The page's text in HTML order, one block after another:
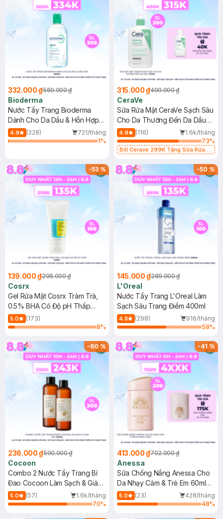
332.000 ₫560.000 ₫
Bioderma
Nước Tẩy Trang Bioderma
Dành Cho Da Dầu & Hỗn Hợp
500ml
4.9 (228)
721/tháng
1%
315.000 ₫490.000 ₫
CeraVe
Sữa Rửa Mặt CeraVe Sạch Sâu
Cho Da Thường Đến Da Dầu
473ml
4.9 (116)
1.6k/tháng
73%
Bill Cerave 299K Tặng Sữa Rửa
-53%
139.000 ₫298.000 ₫
Cosrx
Gel Rửa Mặt Cosrx Tràm Trà,
0.5% BHA Có Độ pH Thấp
150ml
5.0
(173)
8%
-50%
145.000 ₫289.000 ₫
L'Oreal
Nước Tẩy Trang L'Oreal Làm
Sạch Sâu Trang Điểm 400ml
4.8 (298)
916/tháng
58%
-60%
236.000 ₫590.000 ₫
Cocoon
Combo 2 Nước Tẩy Trang Bí
Đao Cocoon Làm Sạch & Giảm
Dầu 500ml
5.0 (57)
1.6k/tháng
70%
-41%
413.000 ₫702.000 ₫
Anessa
Sữa Chống Nắng Anessa Cho
Da Nhạy Cảm & Trẻ Em 60ml
(Mới)
5.0 (23)
428/tháng
48%